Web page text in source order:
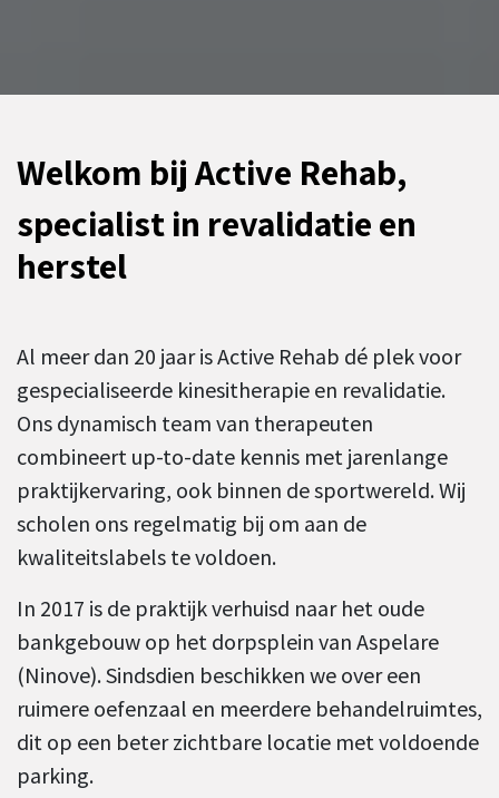
Welkom bij Active Rehab,
specialist in revalidatie en
herstel
Al meer dan 20 jaar is Active Rehab dé plek voor
gespecialiseerde kinesitherapie en revalidatie.
Ons dynamisch team van therapeuten
combineert up-to-date kennis met jarenlange
praktijkervaring, ook binnen de sportwereld. Wij
scholen ons regelmatig bij om aan de
kwaliteitslabels te voldoen.
In 2017 is de praktijk verhuisd naar het oude
bankgebouw op het dorpsplein van Aspelare
(Ninove). Sindsdien beschikken we over een
ruimere oefenzaal en meerdere behandelruimtes,
dit op een beter zichtbare locatie met voldoende
parking.